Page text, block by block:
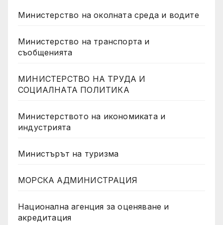
Министерство на околната среда и водите
Министерство на транспорта и
съобщенията
МИНИСТЕРСТВО НА ТРУДА И
СОЦИАЛНАТА ПОЛИТИКА
Министерството на икономиката и
индустрията
Министърът на туризма
МОРСКА АДМИНИСТРАЦИЯ
Национална агенция за оценяване и
акредитация